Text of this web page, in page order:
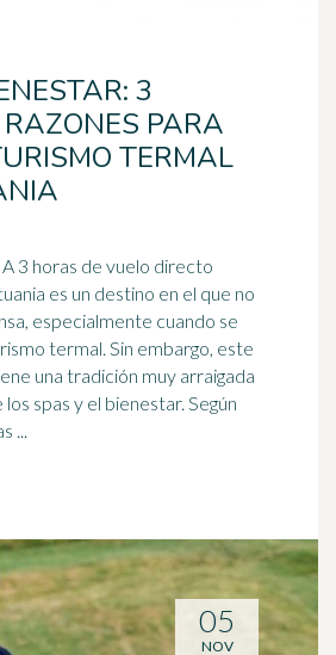
3
PARA
TERMAL
A 3 horas de vuelo directo
es un destino en el que no
especialmente cuando se
termal. Sin embargo, este
una tradición muy arraigada
spas y el bienestar. Según
...
05
NOV